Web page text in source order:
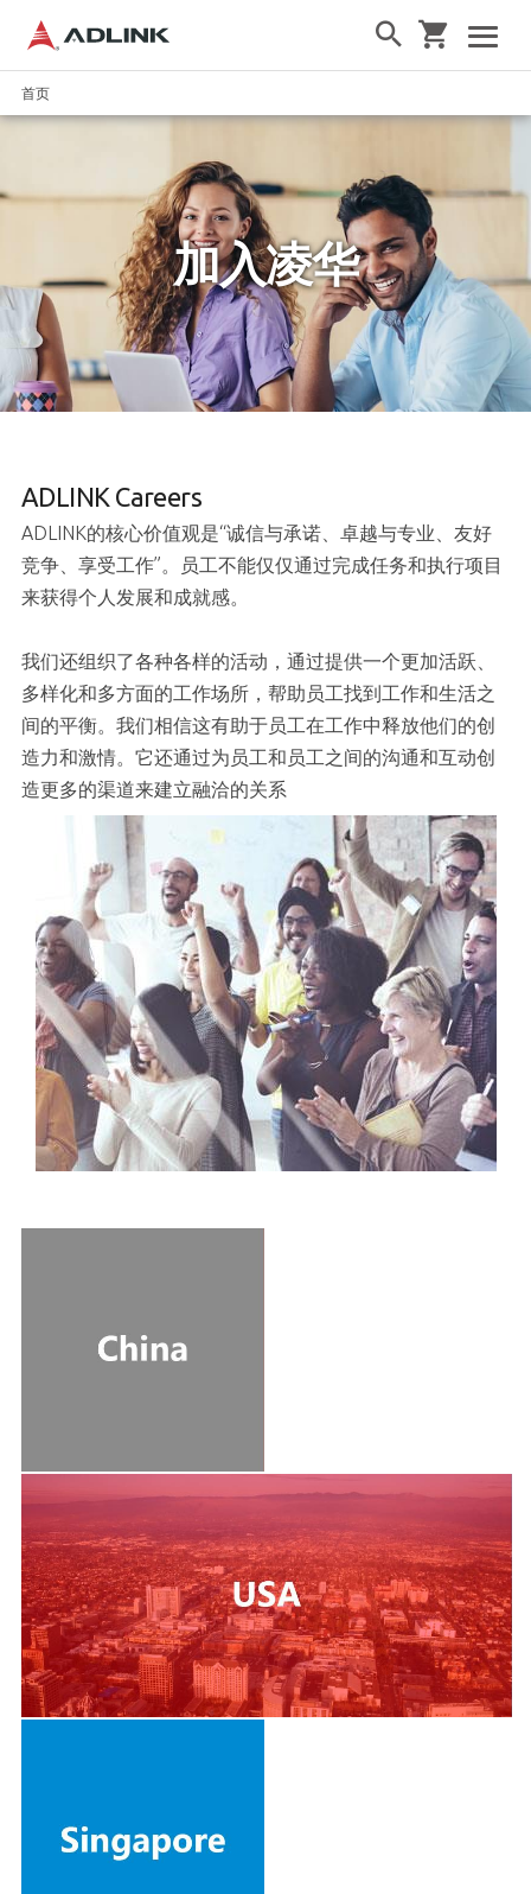
首页
加入凌华
ADLINK Careers
ADLINK的核心价值观是“诚信与承诺、卓越与专业、友好
竞争、享受工作”。员工不能仅仅通过完成任务和执行项目
来获得个人发展和成就感。
我们还组织了各种各样的活动，通过提供一个更加活跃、
多样化和多方面的工作场所，帮助员工找到工作和生活之
间的平衡。我们相信这有助于员工在工作中释放他们的创
造力和激情。它还通过为员工和员工之间的沟通和互动创
造更多的渠道来建立融洽的关系